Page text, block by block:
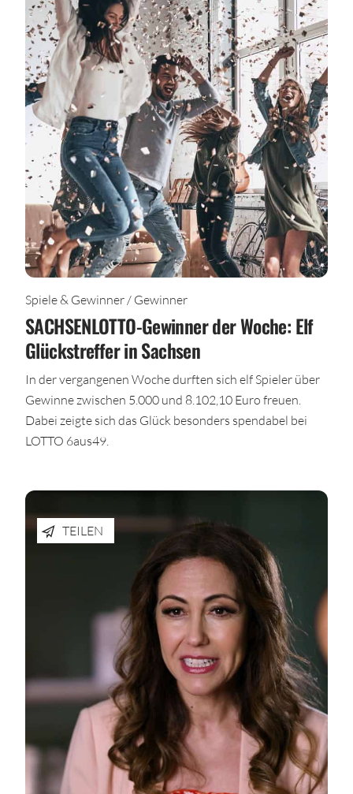
Spiele & Gewinner / Gewinner
SACHSENLOTTO-Gewinner der Woche: Elf
Glückstreffer in Sachsen
In der vergangenen Woche durften sich elf Spieler über
Gewinne zwischen 5.000 und 8.102,10 Euro freuen.
Dabei zeigte sich das Glück besonders spendabel bei
LOTTO 6aus49.
TEILEN